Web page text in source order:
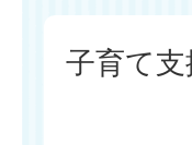
子育て